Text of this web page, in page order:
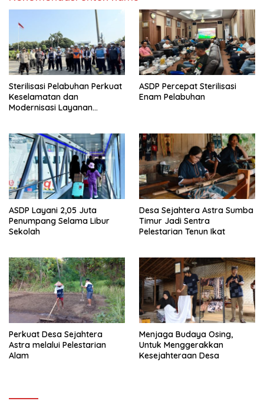
Sterilisasi Pelabuhan Perkuat
Keselamatan dan
Modernisasi Layanan
ASDP Percepat Sterilisasi
Enam Pelabuhan
ASDP Layani 2,05 Juta
Penumpang Selama Libur
Sekolah
Desa Sejahtera Astra Sumba
Timur Jadi Sentra
Pelestarian Tenun Ikat
Perkuat Desa Sejahtera
Astra melalui Pelestarian
Alam
Menjaga Budaya Osing,
Untuk Menggerakkan
Kesejahteraan Desa